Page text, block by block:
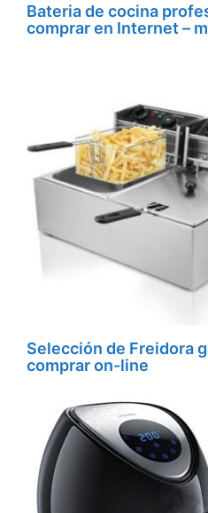
Bateria de cocina
comprar en Internet –
Selección de Freidora
comprar on-line